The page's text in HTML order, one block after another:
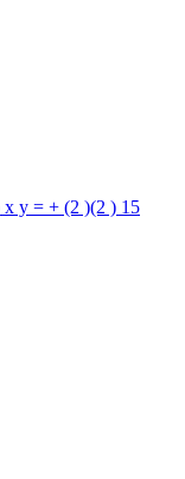
x y = + (2 )(2 ) 15